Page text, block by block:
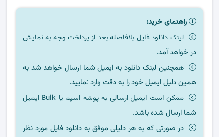
راهنمای خرید:
لینک دانلود فایل بلافاصله بعد از پرداخت وجه به نمایش
در خواهد آمد.
همچنین لینک دانلود به ایمیل شما ارسال خواهد شد به
همین دلیل ایمیل خود را به دقت وارد نمایید.
ممکن است ایمیل ارسالی به پوشه اسپم یا Bulk ایمیل
شما ارسال شده باشد.
در صورتی که به هر دلیلی موفق به دانلود فایل مورد نظر